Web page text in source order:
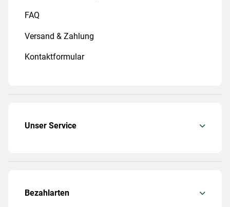
FAQ
Versand & Zahlung
Kontaktformular
Unser Service
Bezahlarten